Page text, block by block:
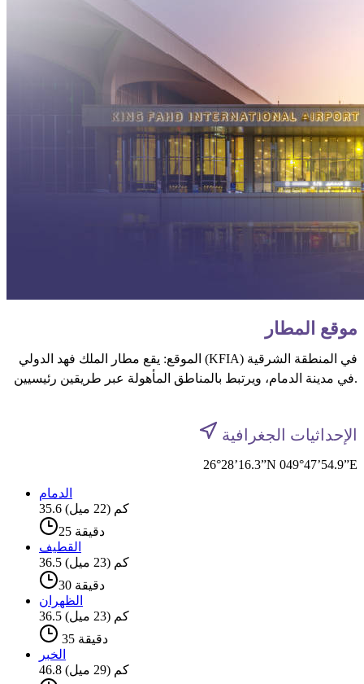
موقع المطار
الموقع: يقع مطار الملك فهد الدولي (KFIA) في المنطقة الشرقية
في مدينة الدمام، ويرتبط بالمناطق المأهولة عبر طريقين رئيسيين.
الإحداثيات الجغرافية
26°28’16.3”N 049°47’54.9”E
الدمام
35.6 كم (22 ميل)
25 دقيقة
القطيف
36.5 كم (23 ميل)
30 دقيقة
الظهران
36.5 كم (23 ميل)
دقيقة 35
الخبر
46.8 كم (29 ميل)